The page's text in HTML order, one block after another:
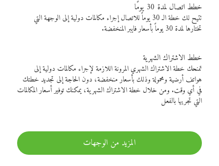
خطط اتصال لمدة 30 يومًا
تتيح لك خطة الـ 30 يوماً للاتصال إجراء مكالمات دولية إلى الوجهة التي
تختارها لمدة 30 يوماً بأسعار فايبر المنخفضة.
خطط الاشتراك الشهرية
تمنحك خطة الاشتراك الشهري المرونة اللازمة لإجراء مكالمات دولية إلى
هواتف أرضية ومحمولة وذلك بأسعار منخفضة، دون الحاجة إلى تجديد خطتك
في أي وقت. ومن خلال خطة الاشتراك الشهرية، يمكنك توفير أسعار المكالمات
التي تجريها بالفعل
المزيد من الوجهات